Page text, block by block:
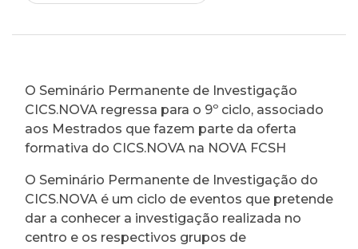
O Seminário Permanente de Investigação
CICS.NOVA regressa para o 9º ciclo, associado
aos Mestrados que fazem parte da oferta
formativa do CICS.NOVA na NOVA FCSH
O Seminário Permanente de Investigação do
CICS.NOVA é um ciclo de eventos que pretende
dar a conhecer a investigação realizada no
centro e os respectivos grupos de